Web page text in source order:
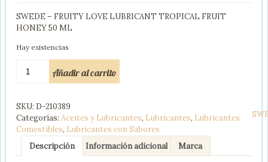
SWEDE – FRUITY LOVE LUBRICANT TROPICAL FRUIT
HONEY 50 ML
Hay existencias
LUBRICANTE
FRUTAS
TROPICALES
CON
MIEL
Añadir al carrito
SKU: D-210389
Categorías: Aceites y Lubricantes, Lubricantes, Lubricantes
Comestibles, Lubricantes con Sabores
Descripción Información adicional Marca